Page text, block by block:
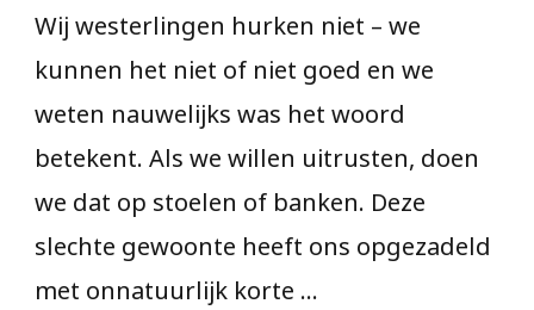
Wij westerlingen hurken niet – we
kunnen het niet of niet goed en we
weten nauwelijks was het woord
betekent. Als we willen uitrusten, doen
we dat op stoelen of banken. Deze
slechte gewoonte heeft ons opgezadeld
met onnatuurlijk korte …